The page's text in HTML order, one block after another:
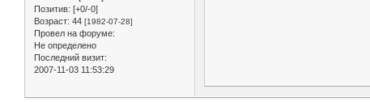
Позитив: [+0/-0]
Возраст: 44 [1982-07-28]
Провел на форуме:
Не определено
Последний визит:
2007-11-03 11:53:29